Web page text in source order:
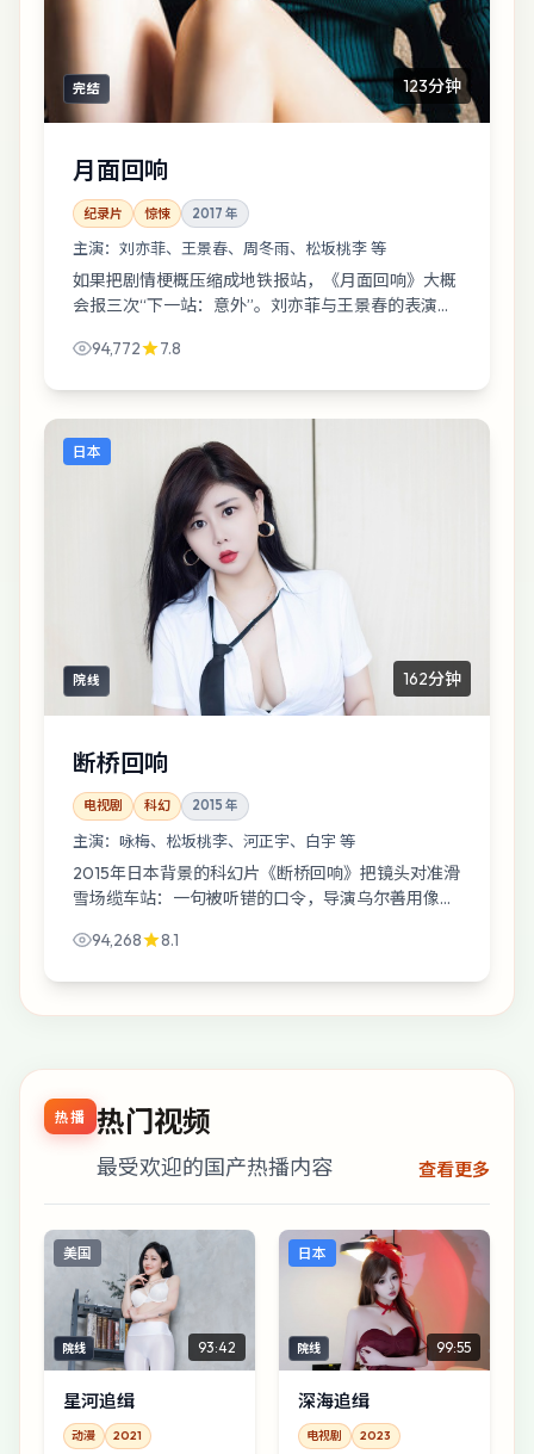
完结 123分钟
月面回响
纪录片 惊悚 2017 年
主演： 刘亦菲、王景春、周冬雨、松坂桃李 等
如果把剧情梗概压缩成地铁报站，《月面回响》大概
会报三次“下一站：意外”。刘亦菲与王景春的表演像
94,772
7.8
日本
院线 162分钟
断桥回响
电视剧 科幻 2015 年
主演： 咏梅、松坂桃李、河正宇、白宇 等
2015年日本背景的科幻片《断桥回响》把镜头对准滑
雪场缆车站：一句被听错的口令，导演乌尔善用像少
94,268
8.1
热播 热门视频
最受欢迎的国产热播内容 查看更多
美国
院线 93:42
星河追缉
动漫 2021
日本
院线 99:55
深海追缉
电视剧 2023